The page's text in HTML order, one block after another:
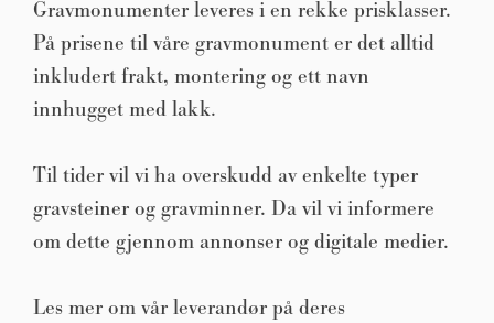
Gravmonumenter leveres i en rekke prisklasser.
På prisene til våre gravmonument er det alltid
inkludert frakt, montering og ett navn
innhugget med lakk.
Til tider vil vi ha overskudd av enkelte typer
gravsteiner og gravminner. Da vil vi informere
om dette gjennom annonser og digitale medier.
Les mer om vår leverandør på deres